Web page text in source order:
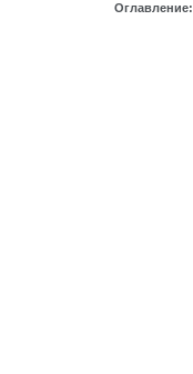
Оглавление: